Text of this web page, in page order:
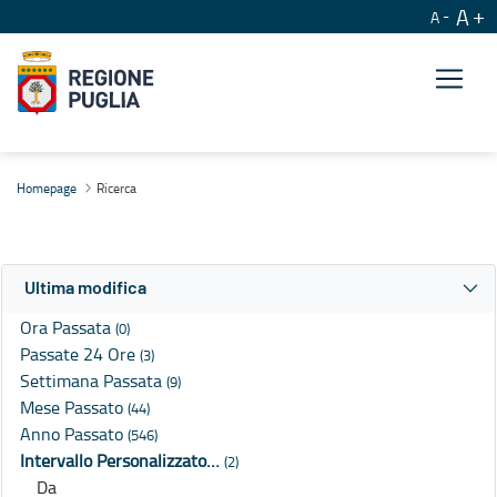
A A
Homepage Ricerca
Ultima modifica
Ora Passata (0)
Passate 24 Ore (3)
Settimana Passata (9)
Mese Passato (44)
Anno Passato (546)
Intervallo Personalizzato… (2)
Da